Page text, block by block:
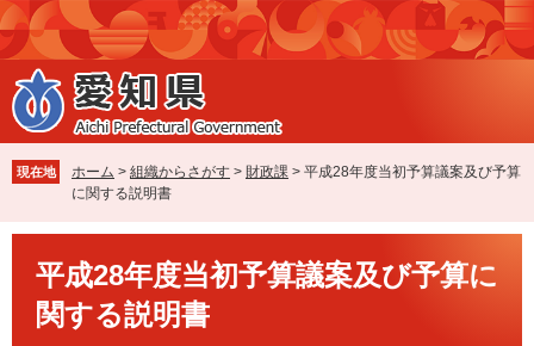
ペ
ー
ジ
の
先
で
す
メ
ニ
ュ
ー
を
ば
し
本
現在地 ホーム > 組織からさがす > 財政課 > 平成28年度当初予算議案及び予算
に関する説明書
平成28年度当初予算議案及び予算に
関する説明書